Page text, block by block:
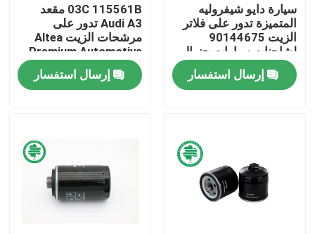
جولة في المعمل
مراقبة الجودة
اتصل بنا
مرشحات هواء محرك السيارات
سيارة دايو شيفروليه
المتميزة تدور على فلاتر
الزيت 90144675
لشاحنات سيارات جنرال
موتورز صعب
إرسال استفسار
03C 115561B مقعد
Audi A3 تدور على
مرشحات الزيت Altea
Premium Automotive
للمعدن المكسور
إرسال استفسار